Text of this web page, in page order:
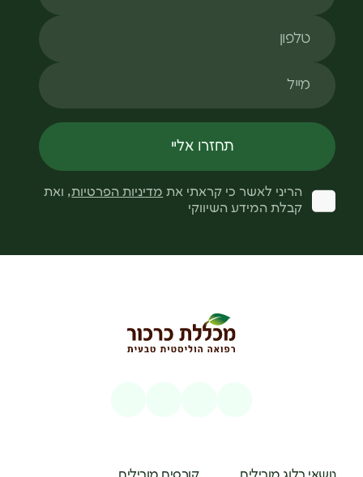
טלפון
מייל
תחזרו אליי
הריני לאשר כי קראתי את מדיניות הפרטיות, ואת
קבלת המידע השיווקי